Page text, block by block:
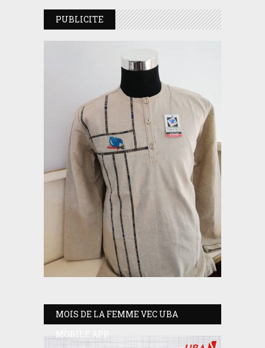
PUBLICITE
MOIS DE LA FEMME VEC UBA
MOBILE APP